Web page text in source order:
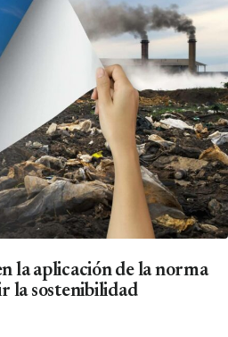
la aplicación de la norma
la sostenibilidad